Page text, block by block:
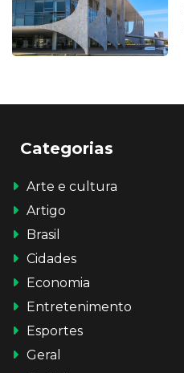
Categorias
Arte e cultura
Artigo
Brasil
Cidades
Economia
Entretenimento
Esportes
Geral